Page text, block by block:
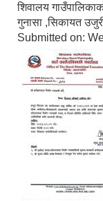
शिवालय
गुनासा ,सिकायत
Submitted on: